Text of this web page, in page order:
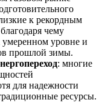
к рекордным
чему
уровне и
прошлой зимы.
: многие
для надежности
ресурсы.